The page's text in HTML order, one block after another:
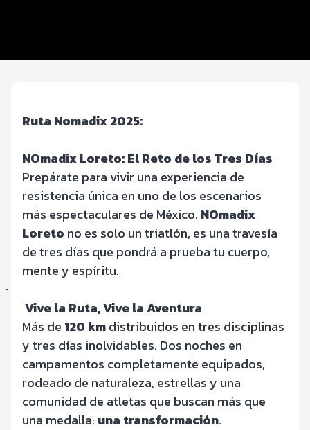
Ruta Nomadix 2025:
NOmadix Loreto: El Reto de los Tres Días
Prepárate para vivir una experiencia de
resistencia única en uno de los escenarios
más espectaculares de México. NOmadix
Loreto no es solo un triatlón, es una travesía
de tres días que pondrá a prueba tu cuerpo,
mente y espíritu.
·
Vive la Ruta, Vive la Aventura
Más de 120 kmdistribuidos en tres disciplinas
y tres días inolvidables. Dos noches en
campamentos completamente equipados,
rodeado de naturaleza, estrellas y una
comunidad de atletas que buscan más que
una medalla: una transformación.